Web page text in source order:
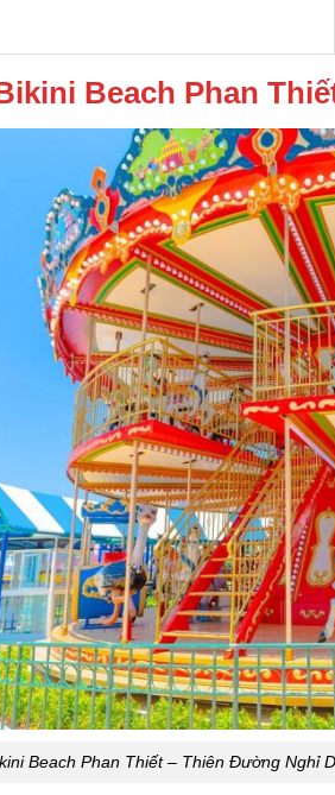
Beach Phan
Beach Phan Thiết – Thiên Đường